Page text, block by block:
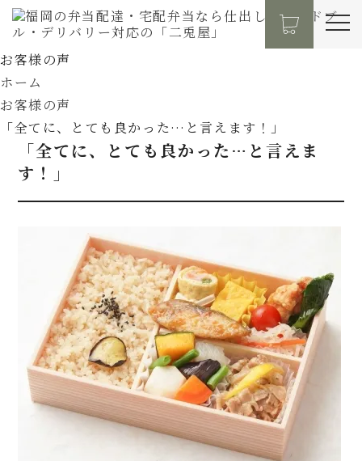
お客様の声
ホーム
お客様の声
「全てに、とても良かった…と言えます！」
「全てに、とても良かった…と言えま
す！」